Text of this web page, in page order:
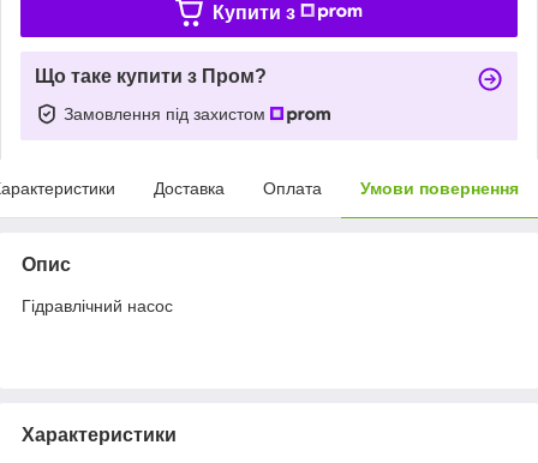
Купити з
Що таке купити з Пром?
Замовлення під захистом
Доставка Оплата Умови повернення
Опис
Гідравлічний насос
Характеристики